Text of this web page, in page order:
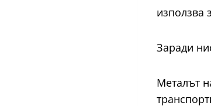
използва
Заради
Металът